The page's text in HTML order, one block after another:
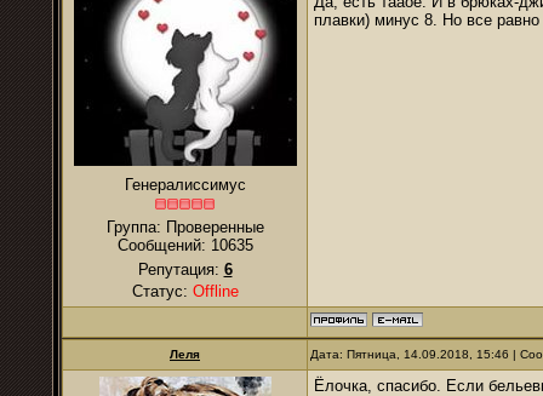
Генералиссимус
Группа: Проверенные
Сообщений: 10635
Репутация: 6
Статус: Offline
плавки) минус 8. Но все
Леля Дата: Пятница, 14.09.2018, 15:46 |
Ёлочка, спасибо. Если